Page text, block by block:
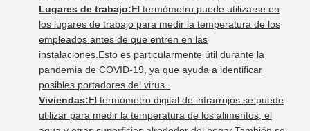
Lugares de trabajo:El termómetro puede utilizarse en
los lugares de trabajo para medir la temperatura de los
empleados antes de que entren en las
instalaciones.Esto es particularmente útil durante la
pandemia de COVID-19, ya que ayuda a identificar
posibles portadores del virus..
Viviendas:El termómetro digital de infrarrojos se puede
utilizar para medir la temperatura de los alimentos, el